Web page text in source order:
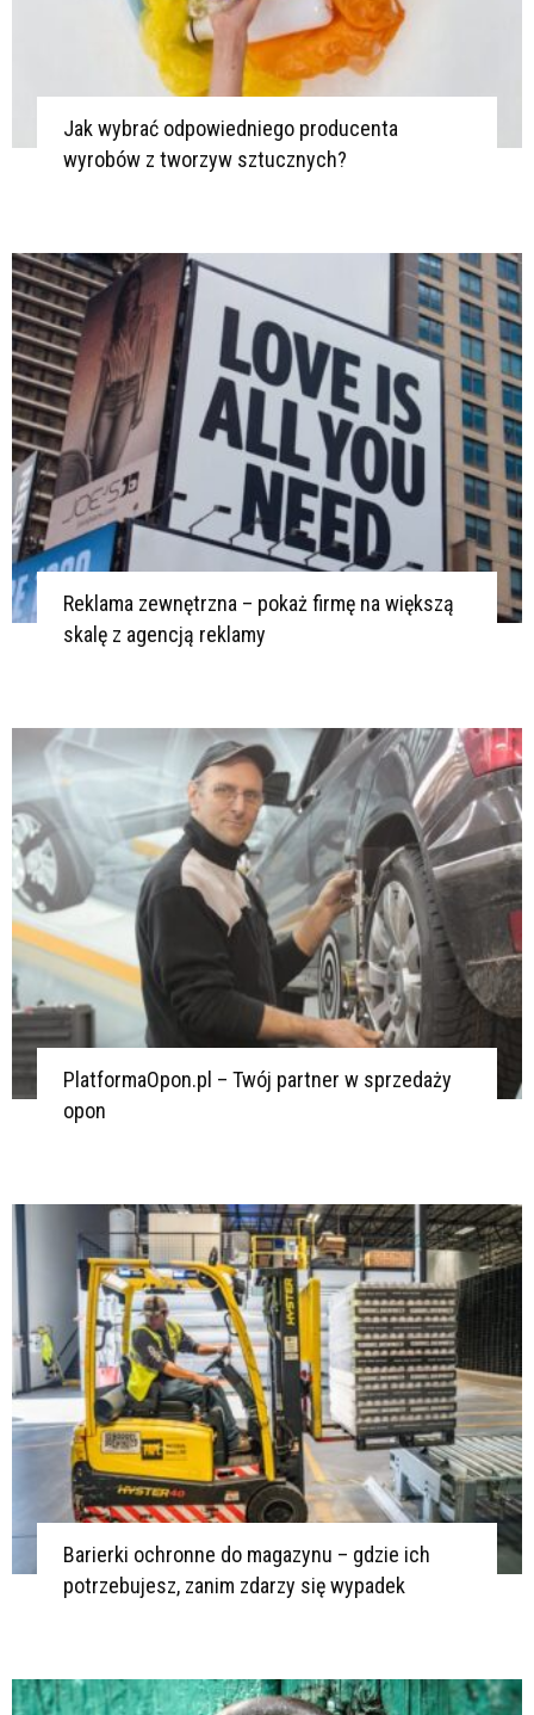
Jak wybrać odpowiedniego producenta
wyrobów z tworzyw sztucznych?
Reklama zewnętrzna – pokaż firmę na większą
skalę z agencją reklamy
PlatformaOpon.pl – Twój partner w sprzedaży
opon
Barierki ochronne do magazynu – gdzie ich
potrzebujesz, zanim zdarzy się wypadek